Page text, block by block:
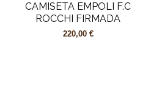
CAMISETA EMPOLI F.C
ROCCHI FIRMADA
220,00 €